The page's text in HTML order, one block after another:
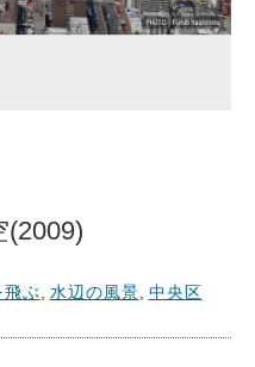
ぶ 水辺の風景 中央区